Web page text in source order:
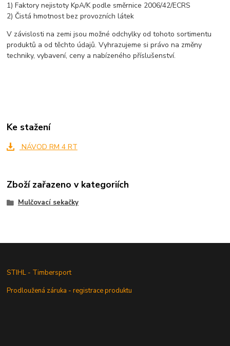
1) Faktory nejistoty KpA/K podle směrnice 2006/42/ECRS
2) Čistá hmotnost bez provozních látek
V závislosti na zemi jsou možné odchylky od tohoto sortimentu
produktů a od těchto údajů. Vyhrazujeme si právo na změny
techniky, vybavení, ceny a nabízeného příslušenství.
Ke stažení
NÁVOD RM 4 RT
Zboží zařazeno v kategoriích
Mulčovací sekačky
STIHL - Timbersport
Prodloužená záruka - registrace produktu